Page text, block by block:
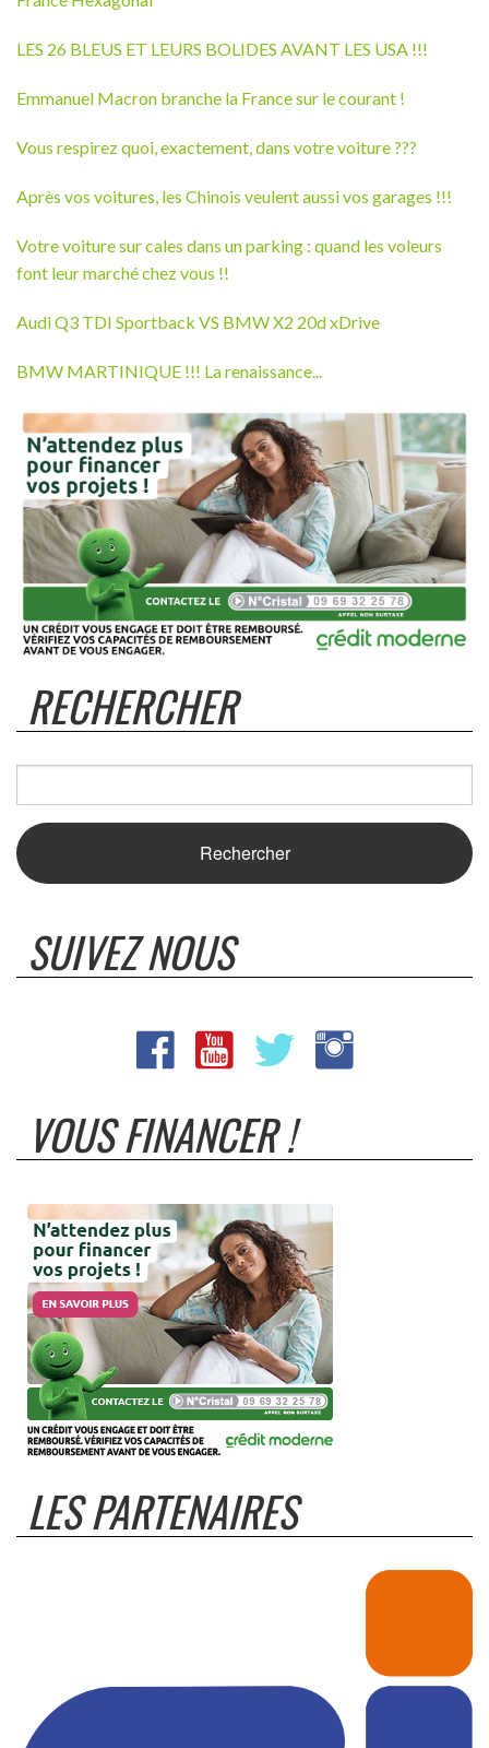
LES 26 BLEUS ET LEURS BOLIDES AVANT LES USA !!!
Emmanuel Macron branche la France sur le courant !
Vous respirez quoi, exactement, dans votre voiture ???
Après vos voitures, les Chinois veulent aussi vos garages !!!
Votre voiture sur cales dans un parking : quand les voleurs
font leur marché chez vous !!
Audi Q3 TDI Sportback VS BMW X2 20d xDrive
BMW MARTINIQUE !!! La renaissance...
RECHERCHER
SUIVEZ NOUS
VOUS FINANCER !
LES PARTENAIRES